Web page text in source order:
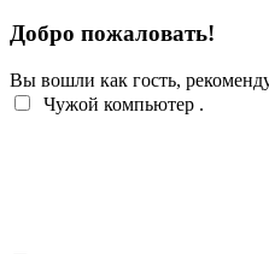
Добро пожаловать!
Вы вошли как гость,
Чужой компьютер .